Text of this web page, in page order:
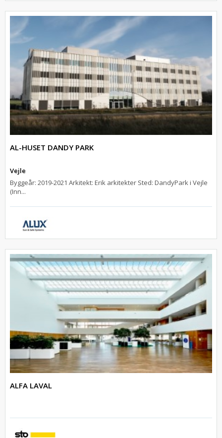
AL-HUSET DANDY PARK
Vejle
Byggeår: 2019-2021 Arkitekt: Erik arkitekter Sted: DandyPark i Vejle
(Inn...
ALFA LAVAL